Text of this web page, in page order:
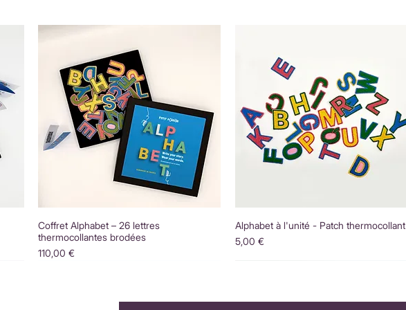
Coffret Alphabet – 26 lettres
thermocollantes brodées
Prix
110,00 €
Alphabet à l'unité - Patch thermocollant
Prix
5,00 €